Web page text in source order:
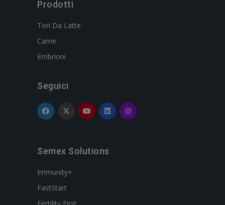
Prodotti
Tori Da Latte
Carne
Embrioni
Seguici
Semex Solutions
Immunity+
FastStart